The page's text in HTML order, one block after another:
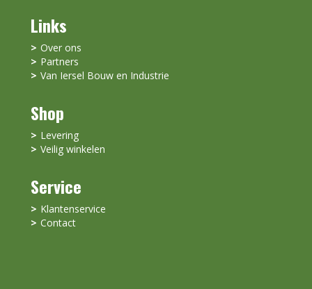
Links
Over ons
Partners
Van Iersel Bouw en Industrie
Shop
Levering
Veilig winkelen
Service
Klantenservice
Contact